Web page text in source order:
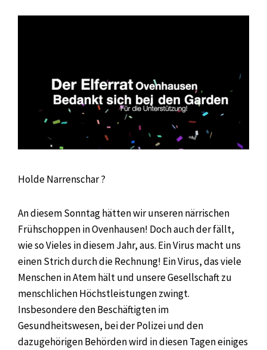
Holde Narrenschar ?
An diesem Sonntag hätten wir unseren närrischen
Frühschoppen in Ovenhausen! Doch auch der fällt,
wie so Vieles in diesem Jahr, aus. Ein Virus macht uns
einen Strich durch die Rechnung! Ein Virus, das viele
Menschen in Atem hält und unsere Gesellschaft zu
menschlichen Höchstleistungen zwingt.
Insbesondere den Beschäftigten im
Gesundheitswesen, bei der Polizei und den
dazugehörigen Behörden wird in diesen Tagen einiges